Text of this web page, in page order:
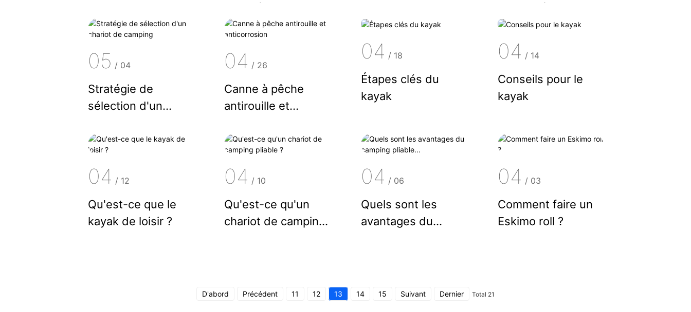
activité de plein
air...
planche à pagaie
05 / 04
Stratégie de
sélection d'un
04 / 26
Canne à pêche
antirouille et
04 / 18
Étapes clés du
kayak
04 / 14
Conseils pour le
kayak
04 / 12
Qu'est-ce que le
kayak de loisir ?
04 / 10
Qu'est-ce qu'un
chariot de camping
04 / 06
Quels sont les
avantages du
04 / 03
Comment faire un
Eskimo roll ?
D'abord Précédent 11 12 13 14 15 Suivant Dernier Total 21